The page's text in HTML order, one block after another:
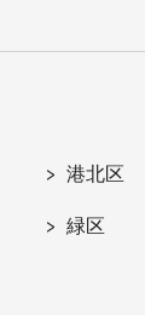
港北区
緑区